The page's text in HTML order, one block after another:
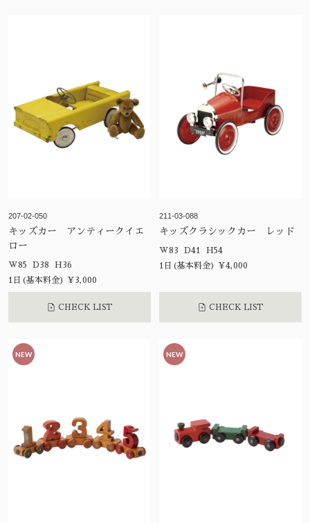
207-02-050
キッズカー アンティークイエ
ロー
W85 D38 H36
1日(基本料金) ¥3,000
CHECK LIST
211-03-088
キッズクラシックカー レッド
W83 D41 H54
1日(基本料金) ¥4,000
CHECK LIST
NEW NEW